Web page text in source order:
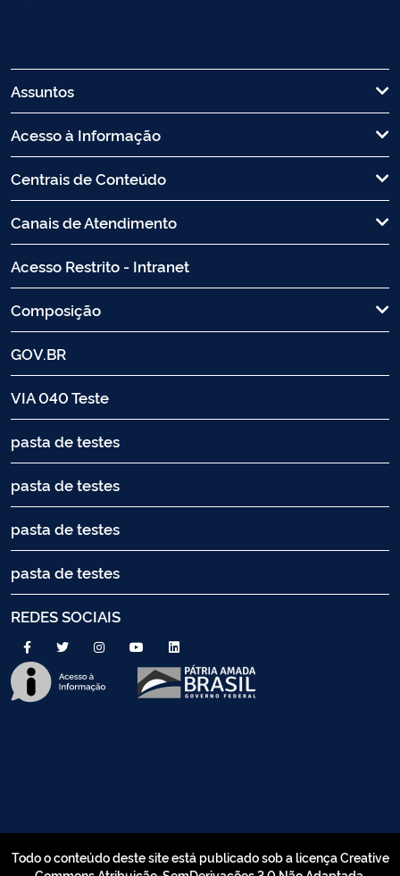
Assuntos
Acesso à Informação
Centrais de Conteúdo
Canais de Atendimento
Acesso Restrito - Intranet
Composição
GOV.BR
VIA 040 Teste
pasta de testes
pasta de testes
pasta de testes
pasta de testes
REDES SOCIAIS
Todo o conteúdo deste site está publicado sob a licença Creative